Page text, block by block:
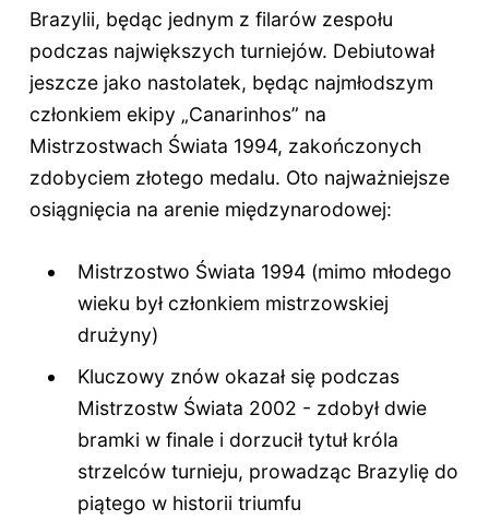
Brazylii, będąc jednym z filarów zespołu
podczas największych turniejów. Debiutował
jeszcze jako nastolatek, będąc najmłodszym
członkiem ekipy „Canarinhos” na
Mistrzostwach Świata 1994, zakończonych
zdobyciem złotego medalu. Oto najważniejsze
osiągnięcia na arenie międzynarodowej:
Mistrzostwo Świata 1994 (mimo młodego
wieku był członkiem mistrzowskiej
drużyny)
Kluczowy znów okazał się podczas
Mistrzostw Świata 2002 - zdobył dwie
bramki w finale i dorzucił tytuł króla
strzelców turnieju, prowadząc Brazylię do
piątego w historii triumfu